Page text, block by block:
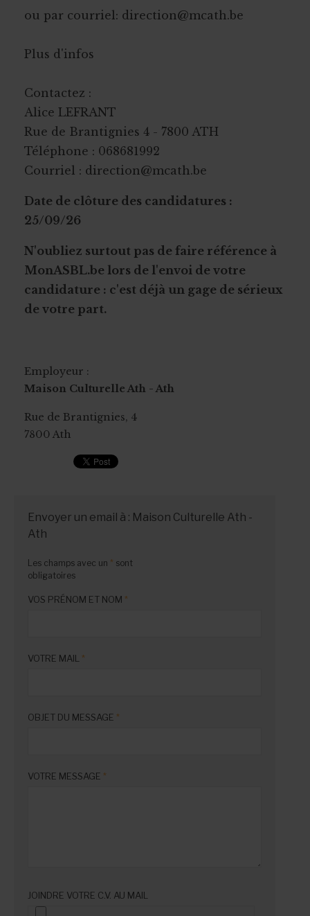
ou par courriel: direction@mcath.be
Plus d'infos
Contactez :
Alice LEFRANT
Rue de Brantignies 4 - 7800 ATH
Téléphone : 068681992
Courriel : direction@mcath.be
Date de clôture des candidatures :
25/09/26
N'oubliez surtout pas de faire référence à
MonASBL.be lors de l'envoi de votre
candidature : c'est déjà un gage de sérieux
de votre part.
Employeur :
Maison Culturelle Ath - Ath
Rue de Brantignies, 4
7800 Ath
Envoyer un email à : Maison Culturelle Ath -
Ath
Les champs avec un * sont
obligatoires
VOS PRÉNOM ET NOM *
VOTRE MAIL*
OBJET DU MESSAGE *
VOTRE MESSAGE *
JOINDRE VOTRE C.V. AU MAIL